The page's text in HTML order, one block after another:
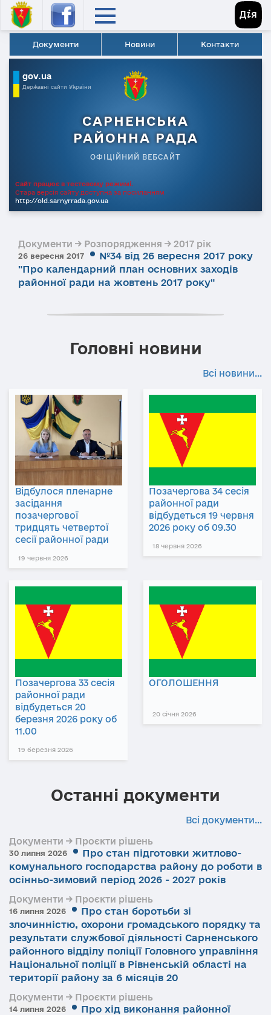
Документи Новини Контакти
gov.ua
Державні сайти України
САРНЕНСЬКА
РАЙОННА РАДА
ОФІЦІЙНИЙ ВЕБСАЙТ
Сайт працює в тестовому режимі.
Стара версія сайту доступна за посиланням
http://old.sarnyrrada.gov.ua
Документи → Розпорядження → 2017 рік
26 вересня 2017
№34 від 26 вересня 2017 року
"Про календарний план основних заходів
районної ради на жовтень 2017 року"
Головні новини
Всі новини...
Відбулося пленарне
засідання
позачергової
тридцять четвертої
сесії районної ради
19 червня 2026
Позачергова 34 сесія
районної ради
відбудеться 19 червня
2026 року об 09.30
18 червня 2026
Позачергова 33 сесія
районної ради
відбудеться 20
березня 2026 року об
11.00
19 березня 2026
ОГОЛОШЕННЯ
20 січня 2026
Останні документи
Всі документи...
Документи → Проєкти рішень
30 липня 2026
Про стан підготовки житлово-
комунального господарства району до роботи в
осінньо-зимовий період 2026 - 2027 років
Документи → Проєкти рішень
16 липня 2026
Про стан боротьби зі
злочинністю, охорони громадського порядку та
результати службової діяльності Сарненського
районного відділу поліції Головного управління
Національної поліції в Рівненській області на
території району за 6 місяців 20
Документи → Проєкти рішень
14 липня 2026
Про хід виконання районної